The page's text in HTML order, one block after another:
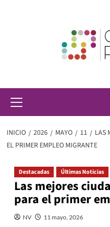
principal
INICIO 2026 MAYO 11
LAS
EL PRIMER EMPLEO MIGRANTE
Destacadas Últimas Noticias
Las mejores
para el primer
NV 11 mayo, 2026